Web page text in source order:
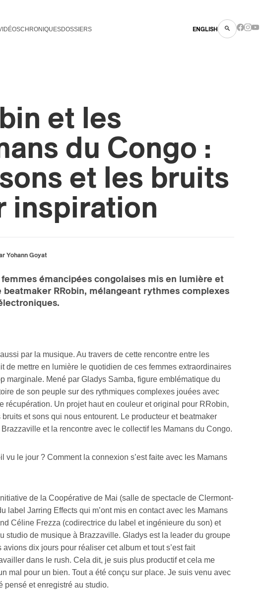
CHRONIQUESDOSSIERS ENGLISH
et les
du Congo :
et les bruits
inspiration
Yohann Goyat
femmes émancipées congolaises mis en lumière et
beatmaker RRobin, mélangeant rythmes complexes
par la musique. Au travers de cette rencontre entre les
de mettre en lumière le quotidien de ces femmes extraordinaires
marginale. Mené par Gladys Samba, figure emblématique du
de son peuple sur des rythmiques complexes jouées avec
récupération. Un projet haut en couleur et original pour RRobin,
et sons qui nous entourent. Le producteur et beatmaker
et la rencontre avec le collectif les Mamans du Congo.
vu le jour ? Comment la connexion s’est faite avec les Mamans
de la Coopérative de Mai (salle de spectacle de Clermont-
label Jarring Effects qui m’ont mis en contact avec les Mamans
Céline Frezza (codirectrice du label et ingénieure du son) et
studio de musique à Brazzaville. Gladys est la leader du groupe
dix jours pour réaliser cet album et tout s’est fait
dans le rush. Cela dit, je suis plus productif et cela me
mal pour un bien. Tout a été conçu sur place. Je suis venu avec
pensé et enregistré au studio.